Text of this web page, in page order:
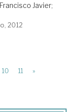
Javier;
2012
10 11 »